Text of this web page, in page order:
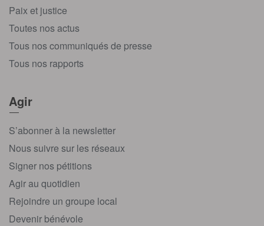
Paix et justice
Toutes nos actus
Tous nos communiqués de presse
Tous nos rapports
Agir
S’abonner à la newsletter
Nous suivre sur les réseaux
Signer nos pétitions
Agir au quotidien
Rejoindre un groupe local
Devenir bénévole